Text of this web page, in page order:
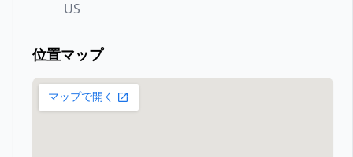
US
位置マップ